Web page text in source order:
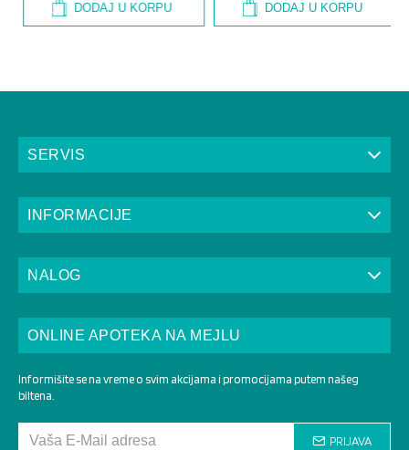
DODAJ U KORPU DODAJ U KORPU
SERVIS
INFORMACIJE
NALOG
ONLINE APOTEKA NA MEJLU
Informišite se na vreme o svim akcijama i promocijama putem našeg
biltena.
PRIJAVA